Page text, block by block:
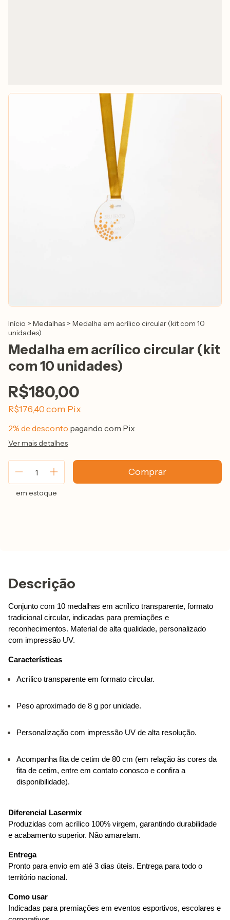
Início > Medalhas > Medalha em acrílico circular (kit com 10
unidades)
Medalha em acrílico circular (kit
com 10 unidades)
R$180,00
R$176,40 com Pix
2% de desconto pagando com Pix
Ver mais detalhes
em estoque
Descrição
Conjunto com 10 medalhas em acrílico transparente, formato
tradicional circular, indicadas para premiações e
reconhecimentos. Material de alta qualidade, personalizado
com impressão UV.
Características
Acrílico transparente em formato circular.
Peso aproximado de 8 g por unidade.
Personalização com impressão UV de alta resolução.
Acompanha fita de cetim de 80 cm (em relação às cores da
fita de cetim, entre em contato conosco e confira a
disponibilidade).
Diferencial Lasermix
Produzidas com acrílico 100% virgem, garantindo durabilidade
e acabamento superior. Não amarelam.
Entrega
Pronto para envio em até 3 dias úteis. Entrega para todo o
território nacional.
Como usar
Indicadas para premiações em eventos esportivos, escolares e